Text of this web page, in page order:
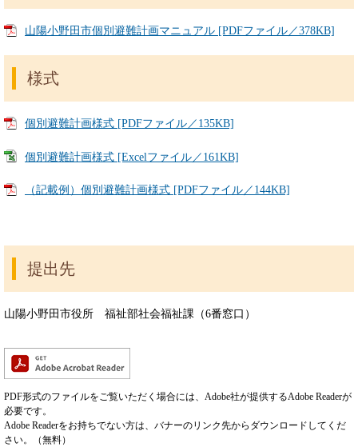
山陽小野田市個別避難計画マニュアル [PDFファイル／378KB]
様式
個別避難計画様式 [PDFファイル／135KB]
個別避難計画様式 [Excelファイル／161KB]
（記載例）個別避難計画様式 [PDFファイル／144KB]
提出先
山陽小野田市役所 福祉部社会福祉課（6番窓口）
PDF形式のファイルをご覧いただく場合には、Adobe社が提供するAdobe Readerが
必要です。
Adobe Readerをお持ちでない方は、バナーのリンク先からダウンロードしてくだ
さい。（無料）